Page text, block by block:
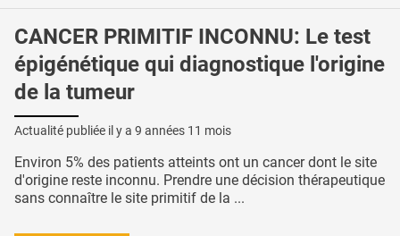
CANCER PRIMITIF INCONNU: Le test
épigénétique qui diagnostique l'origine
de la tumeur
Actualité publiée il y a 9 années 11 mois
Environ 5% des patients atteints ont un cancer dont le site
d'origine reste inconnu. Prendre une décision thérapeutique
sans connaître le site primitif de la ...